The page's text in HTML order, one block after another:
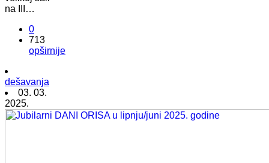
na III…
0
713
opširnije
dešavanja
03. 03.
2025.